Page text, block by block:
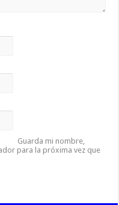
Guarda mi nombre,
para la próxima vez que